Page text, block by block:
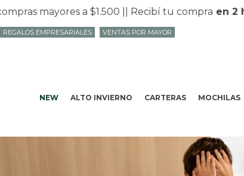
mayores a $1.500 || Recibí tu compraen 2
NEW ALTO INVIERNO CARTERAS MOCHILAS
REGALOS EMPRESARIALES VENTAS POR MAYOR